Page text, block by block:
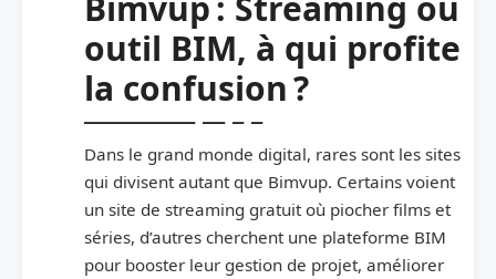
outil BIM, à qui profite
la confusion ?
Dans le grand monde digital, rares sont les sites
qui divisent autant que Bimvup. Certains voient
un site de streaming gratuit où piocher films et
séries, d’autres cherchent une plateforme BIM
pour booster leur gestion de projet, améliorer